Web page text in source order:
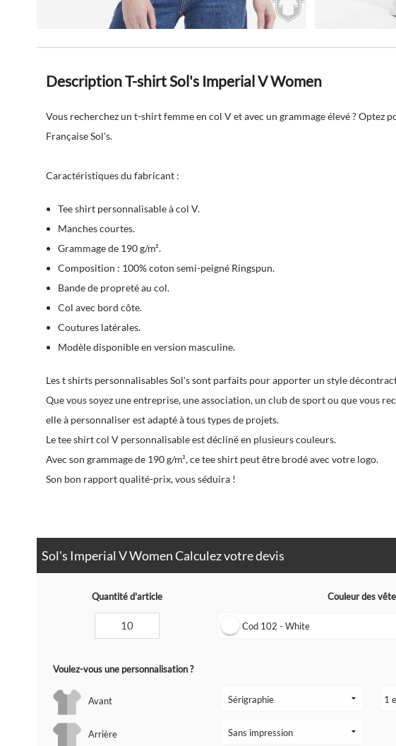
Description T-shirt Sol's Imperial V Women
Vous recherchez un t-shirt femme en col V et avec un grammage élevé ? Optez
Française Sol's.
Caractéristiques du fabricant :
Tee shirt personnalisable à col V.
Manches courtes.
Grammage de 190 g/m².
Composition : 100% coton semi-peigné Ringspun.
Bande de propreté au col.
Col avec bord côte.
Coutures latérales.
Modèle disponible en version masculine.
Les t shirts personnalisables Sol's sont parfaits pour apporter un style
Que vous soyez une entreprise, une association, un club de sport ou que vous
elle à personnaliser est adapté à tous types de projets.
Le tee shirt col V personnalisable est décliné en plusieurs couleurs.
Avec son grammage de 190 g/m², ce tee shirt peut être brodé avec votre logo.
Son bon rapport qualité-prix, vous séduira !
Sol's Imperial V Women Calculez votre devis
Quantité d'article Couleur des
Cod 102 - White
Voulez-vous une personnalisation ?
Avant
Arrière